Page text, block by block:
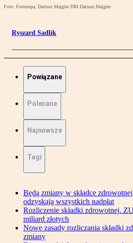
Foto: Fotorzepa, Dariusz Majgier DM Dariusz Majgier
Ryszard Sadlik
Powiązane
Polecane
Najnowsze
Tagi
Będą zmiany w składce
odzyskają wszystkich nadpłat
Rozliczenie składki zdrowotnej.
miliard złotych
Nowe zasady rozliczania składki
zmiany